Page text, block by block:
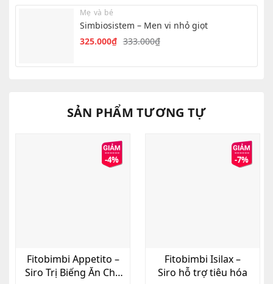
là:
302.000₫.
tại
là:
295.000₫.
Mẹ và bé
Simbiosistem – Men vi nhỏ giọt
333.000₫
Giá
325.000₫
Giá
325.000₫.
SẢN PHẨM TƯƠNG TỰ
-4%
Fitobimbi Appetito –
Siro Trị Biếng Ăn Cho
-7%
Fitobimbi Isilax –
Siro hỗ trợ tiêu hóa